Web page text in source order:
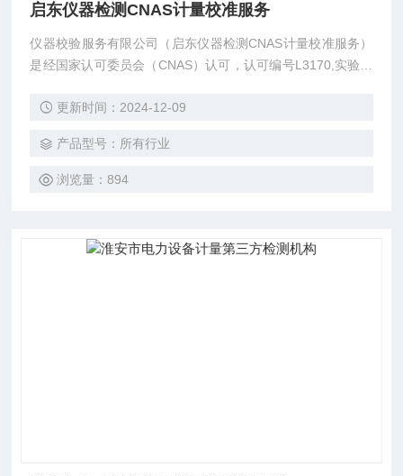
启东仪器检测CNAS计量校准服务
仪器校验服务有限公司（启东仪器检测CNAS计量校准服务）
是经国家认可委员会（CNAS）认可，认可编号L3170,实验室
专门从事仪器计量、校验、检测的第三方实验室。公司致力于
校验检测机构当中，通过校验项目多的校验机构之一（共通过
CNAS国家认可项目509项）。
更新时间：2024-12-09
产品型号：所有行业
浏览量：894